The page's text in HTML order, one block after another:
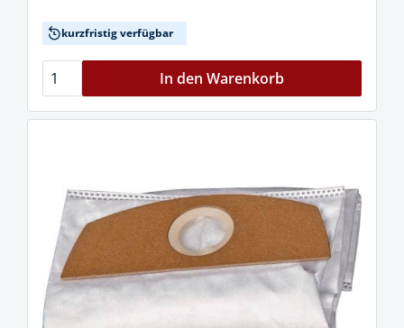
kurzfristig verfügbar
In den Warenkorb